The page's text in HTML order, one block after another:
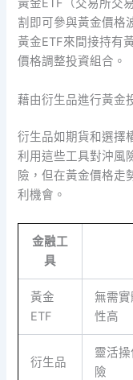
黃金ETF（交易所交
割即可參與黃金價格
黃金ETF來間接持有
價格調整投資組合。
藉由衍生品進行黃金
衍生品如期貨和選擇
利用這些工具對沖風
險，但在黃金價格走
利機會。
金融工
具
黃金
ETF
無需
性高
衍生品
靈活
險